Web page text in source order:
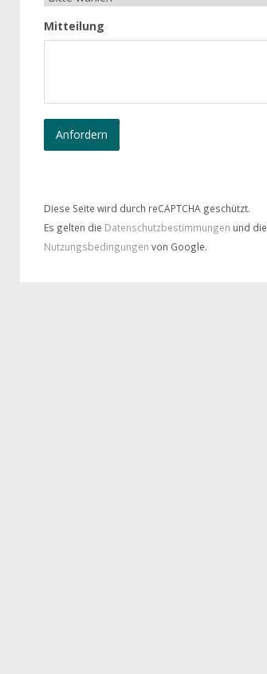
Mitteilung
Diese Seite wird durch reCAPTCHA geschützt.
Es gelten die Datenschutzbestimmungen und die
Nutzungsbedingungen von Google.